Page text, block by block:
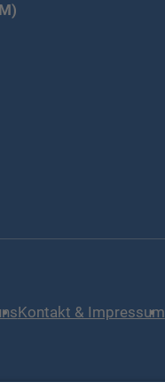
Kontakt & Impressum